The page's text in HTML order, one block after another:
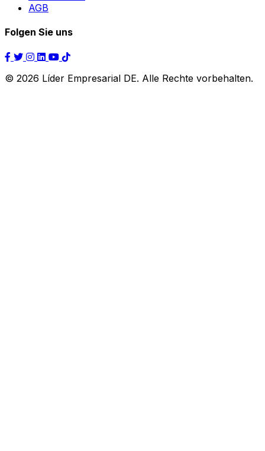
AGB
Folgen Sie uns
© 2026 Líder Empresarial DE. Alle Rechte vorbehalten.